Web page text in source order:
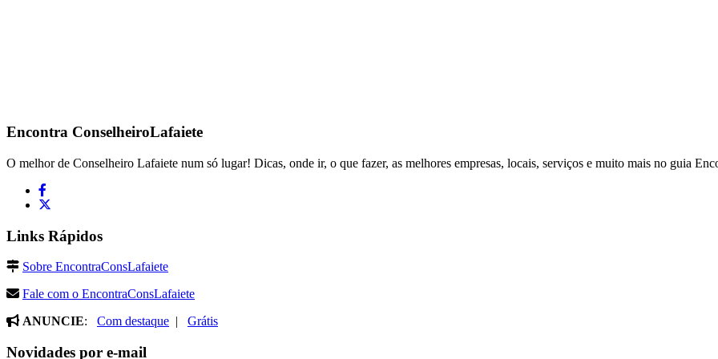
Encontra ConselheiroLafaiete
O melhor de Conselheiro Lafaiete num só lugar! Dicas, onde ir, o que fazer, as melhores empresas, locais, serviços e muito mais no guia
Links Rápidos
Sobre EncontraConsLafaiete
Fale com o EncontraConsLafaiete
ANUNCIE: Com destaque | Grátis
Novidades por e-mail